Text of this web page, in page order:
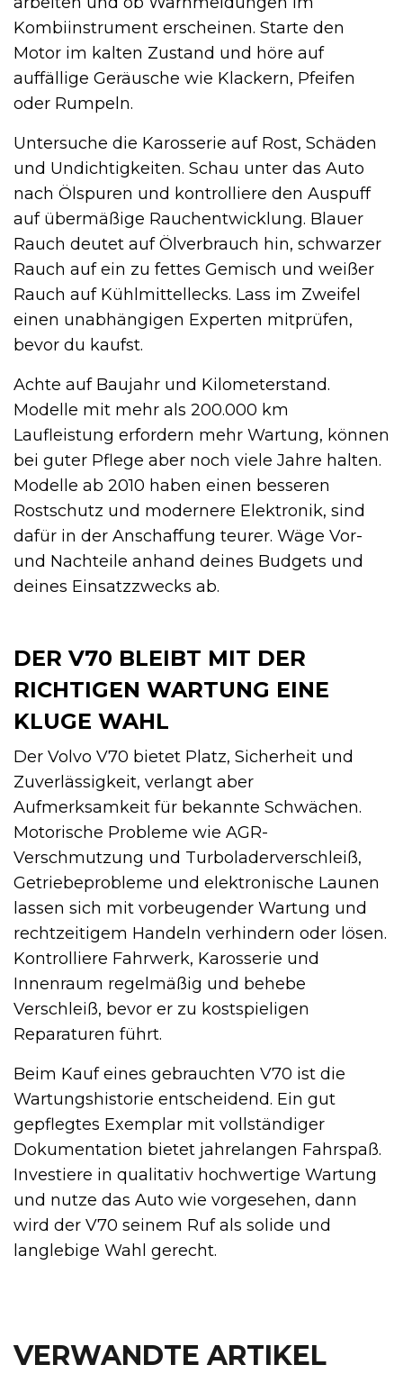
Kombiinstrument erscheinen. Starte den
Motor im kalten Zustand und höre auf
auffällige Geräusche wie Klackern, Pfeifen
oder Rumpeln.
Untersuche die Karosserie auf Rost, Schäden
und Undichtigkeiten. Schau unter das Auto
nach Ölspuren und kontrolliere den Auspuff
auf übermäßige Rauchentwicklung. Blauer
Rauch deutet auf Ölverbrauch hin, schwarzer
Rauch auf ein zu fettes Gemisch und weißer
Rauch auf Kühlmittellecks. Lass im Zweifel
einen unabhängigen Experten mitprüfen,
bevor du kaufst.
Achte auf Baujahr und Kilometerstand.
Modelle mit mehr als 200.000 km
Laufleistung erfordern mehr Wartung, können
bei guter Pflege aber noch viele Jahre halten.
Modelle ab 2010 haben einen besseren
Rostschutz und modernere Elektronik, sind
dafür in der Anschaffung teurer. Wäge Vor-
und Nachteile anhand deines Budgets und
deines Einsatzzwecks ab.
DER V70 BLEIBT MIT DER
RICHTIGEN WARTUNG EINE
KLUGE WAHL
Der Volvo V70 bietet Platz, Sicherheit und
Zuverlässigkeit, verlangt aber
Aufmerksamkeit für bekannte Schwächen.
Motorische Probleme wie AGR-
Verschmutzung und Turboladerverschleiß,
Getriebeprobleme und elektronische Launen
lassen sich mit vorbeugender Wartung und
rechtzeitigem Handeln verhindern oder lösen.
Kontrolliere Fahrwerk, Karosserie und
Innenraum regelmäßig und behebe
Verschleiß, bevor er zu kostspieligen
Reparaturen führt.
Beim Kauf eines gebrauchten V70 ist die
Wartungshistorie entscheidend. Ein gut
gepflegtes Exemplar mit vollständiger
Dokumentation bietet jahrelangen Fahrspaß.
Investiere in qualitativ hochwertige Wartung
und nutze das Auto wie vorgesehen, dann
wird der V70 seinem Ruf als solide und
langlebige Wahl gerecht.
VERWANDTE ARTIKEL